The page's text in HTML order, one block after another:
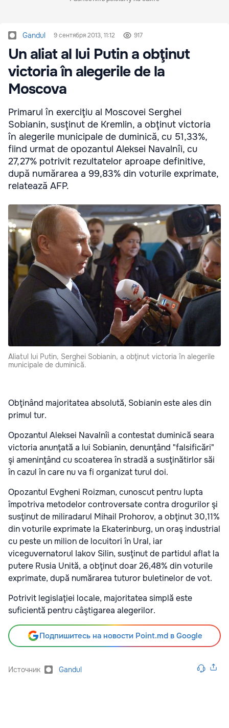
Gandul 9 сентября 2013, 11:12 917
Un aliat al lui Putin a obţinut
victoria în alegerile de la
Moscova
Primarul în exerciţiu al Moscovei Serghei
Sobianin, susţinut de Kremlin, a obţinut victoria
în alegerile municipale de duminică, cu 51,33%,
fiind urmat de opozantul Aleksei Navalnîi, cu
27,27% potrivit rezultatelor aproape definitive,
după numărarea a 99,83% din voturile exprimate,
relatează AFP.
Aliatul lui Putin, Serghei Sobianin, a obţinut victoria în alegerile
municipale de duminică.
Obţinând majoritatea absolută, Sobianin este ales din
primul tur.
Opozantul Aleksei Navalnîi a contestat duminică seara
victoria anunţată a lui Sobianin, denunţând "falsificări"
şi ameninţând cu scoaterea în stradă a susţinătirlor săi
în cazul în care nu va fi organizat turul doi.
Opozantul Evgheni Roizman, cunoscut pentru lupta
împotriva metodelor controversate contra drogurilor şi
susţinut de miliradarul Mihail Prohorov, a obţinut 30,11%
din voturile exprimate la Ekaterinburg, un oraş industrial
cu peste un milion de locuitori în Ural, iar
viceguvernatorul Iakov Silin, susţinut de partidul aflat la
putere Rusia Unită, a obţinut doar 26,48% din voturile
exprimate, după numărarea tuturor buletinelor de vot.
Potrivit legislaţiei locale, majoritatea simplă este
suficientă pentru câştigarea alegerilor.
Подпишитесь на новости Point.md в Google
Источник Gandul